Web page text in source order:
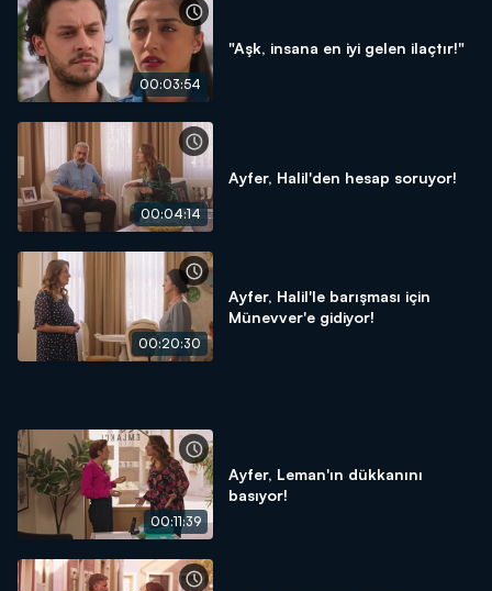
00:03:54
"Aşk, insana en iyi gelen ilaçtır!"
00:04:14
Ayfer, Halil'den hesap soruyor!
00:20:30
Ayfer, Halil'le barışması için
Münevver'e gidiyor!
00:11:39
Ayfer, Leman'ın dükkanını
basıyor!